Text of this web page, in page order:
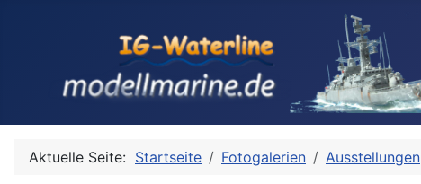
Aktuelle Seite: Startseite Fotogalerien Ausstellungen